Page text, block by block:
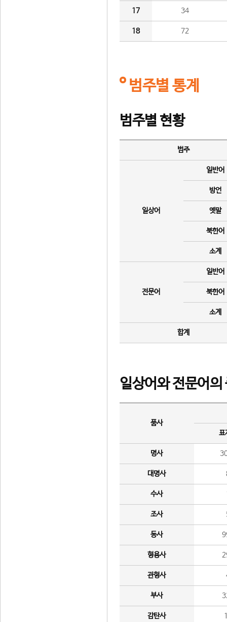
17 34
18 72
범주별 통계
범주별 현황
범주
일상어
일반어
방언
옛말
북한어
소계
전문어
일반어
북한어
소계
합계
일상어와 전문어의
품사
표
명사
대명사
수사
조사
동사
형용사
관형사
부사
감탄사